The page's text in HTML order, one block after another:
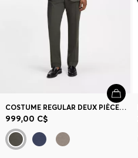
COSTUME REGULAR DEUX PIÈCES EN MOHAIR STRETCH CHINÉ
999,00 C$